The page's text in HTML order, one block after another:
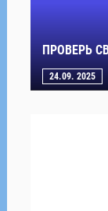
ПРОВЕРЬ
24.09. 2025